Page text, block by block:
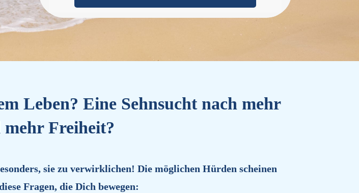
Leben? Eine Sehnsucht nach mehr
Freiheit?
sie zu verwirklichen! Die möglichen Hürden scheinen
Fragen, die Dich bewegen: